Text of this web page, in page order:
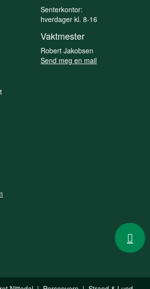
Senterkontor:
hverdager kl. 8-16
Vaktmester
Robert Jakobsen
Send meg en mail